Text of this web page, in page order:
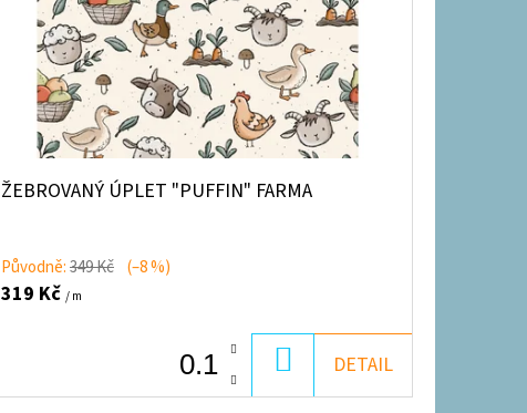
ŽEBROVANÝ ÚPLET "PUFFIN" FARMA
Původně:349 Kč (–8 %)
319 Kč / m
KOŠÍKU
DETAIL